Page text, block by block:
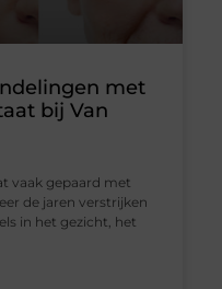
met
bij Van
vaak gepaard met
de jaren verstrijken
in het gezicht, het